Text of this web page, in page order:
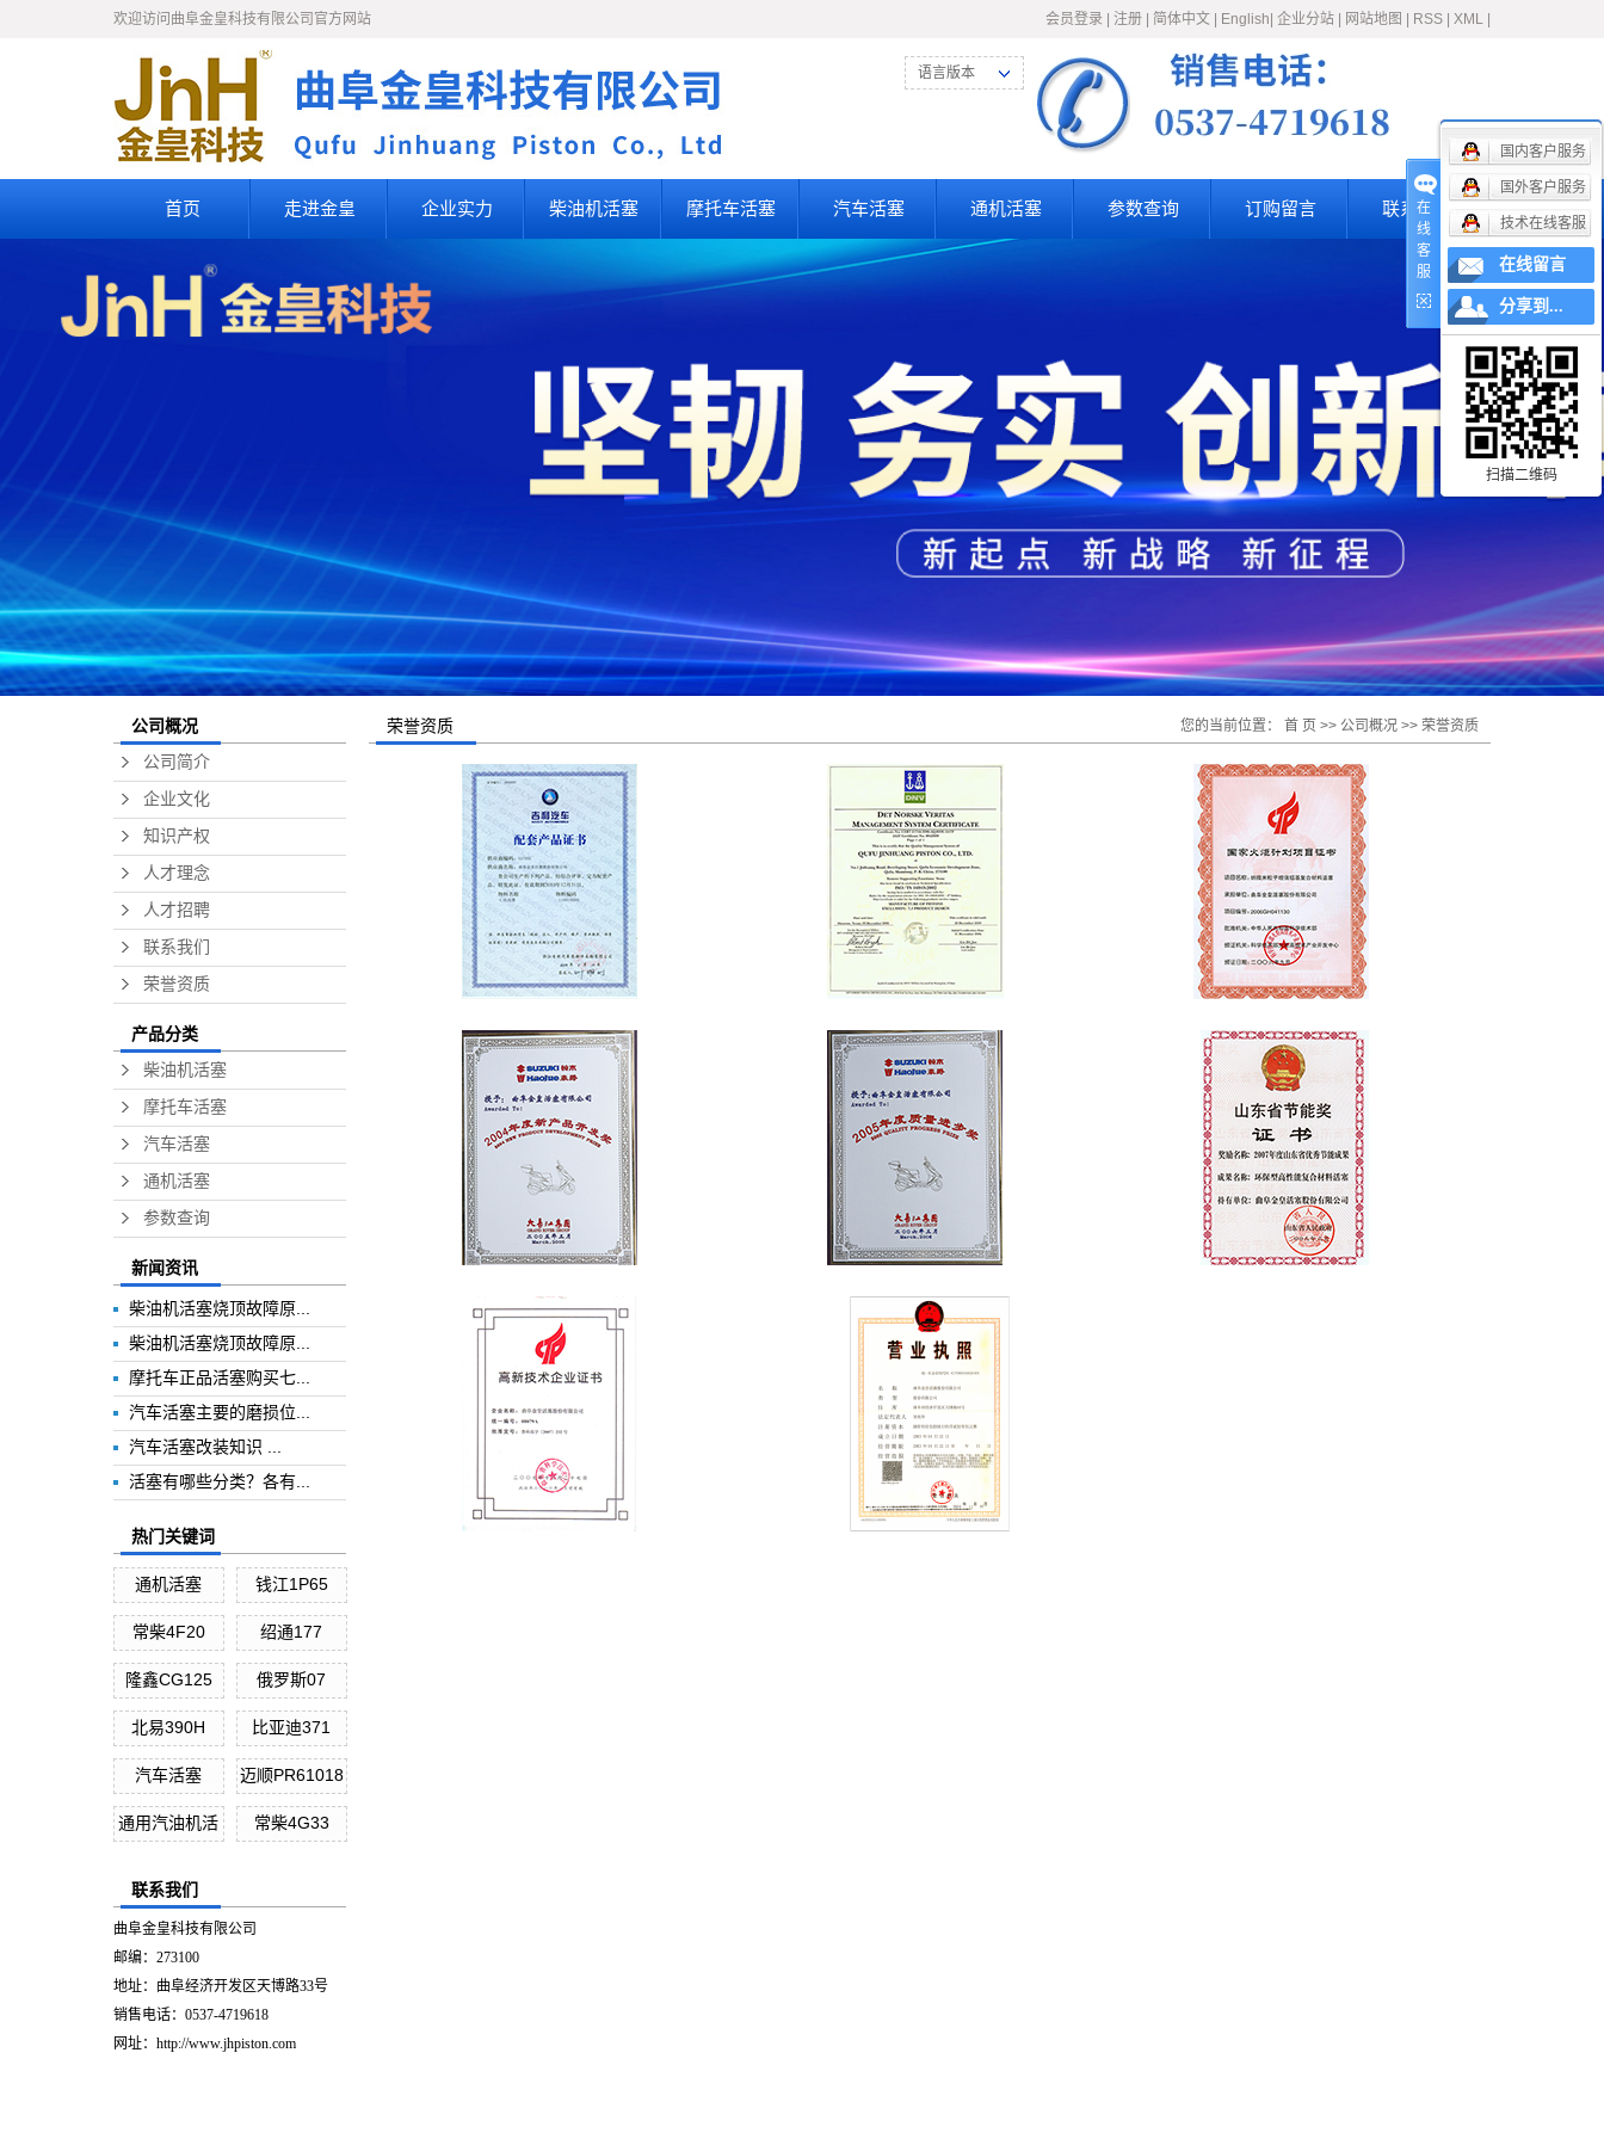
欢迎访问曲阜金皇科技有限公司官方网站 会员登录 注册 简体中文 English 企业分站 网站地图 RSS XML
语言版本
首页
走进金皇
公司简介
企业文化
知识产权
企业实力 柴油机活塞 摩托车活塞 汽车活塞 通机活塞 参数查询 订购留言 联系我们
公司概况
公司简介
企业文化
知识产权
人才理念
人才招聘
联系我们
荣誉资质
产品分类
柴油机活塞
摩托车活塞
汽车活塞
通机活塞
参数查询
新闻资讯
柴油机活塞烧顶故障原...
柴油机活塞烧顶故障原...
摩托车正品活塞购买七...
汽车活塞主要的磨损位...
汽车活塞改装知识 ...
活塞有哪些分类？各有...
热门关键词
通机活塞 钱江1P65
常柴4F20 绍通177
隆鑫CG125 俄罗斯07
北易390H 比亚迪371
汽车活塞 迈顺PR61018
通用汽油机活 常柴4G33
联系我们
曲阜金皇科技有限公司
邮编：273100
地址：曲阜经济开发区天博路33号
销售电话：0537-4719618
网址：http://www.jhpiston.com
荣誉资质 您的当前位置： 首 页 >> 公司概况 >> 荣誉资质
在
线
客
服
国内客户服务
国外客户服务
技术在线客服
在线留言
分享到...
扫描二维码